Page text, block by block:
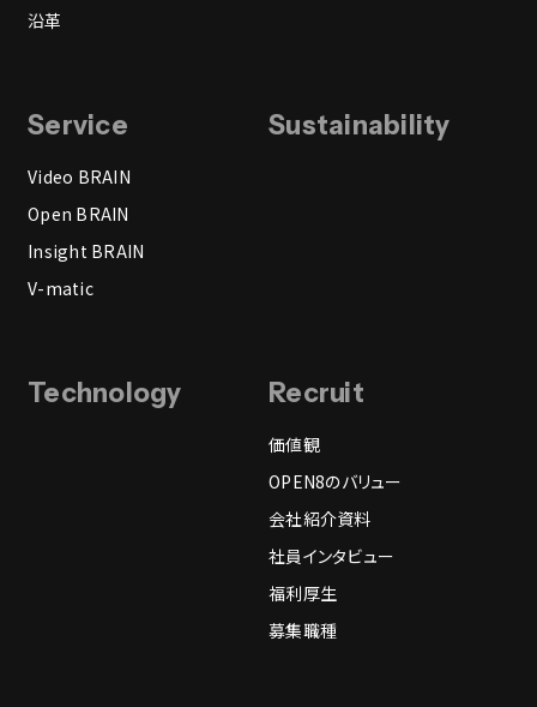
沿革
Service
Video BRAIN
Open BRAIN
Insight BRAIN
V-matic
Technology Recruit
価値観
OPEN8のバリュー
会社紹介資料
社員インタビュー
福利厚生
募集職種
Sustainability